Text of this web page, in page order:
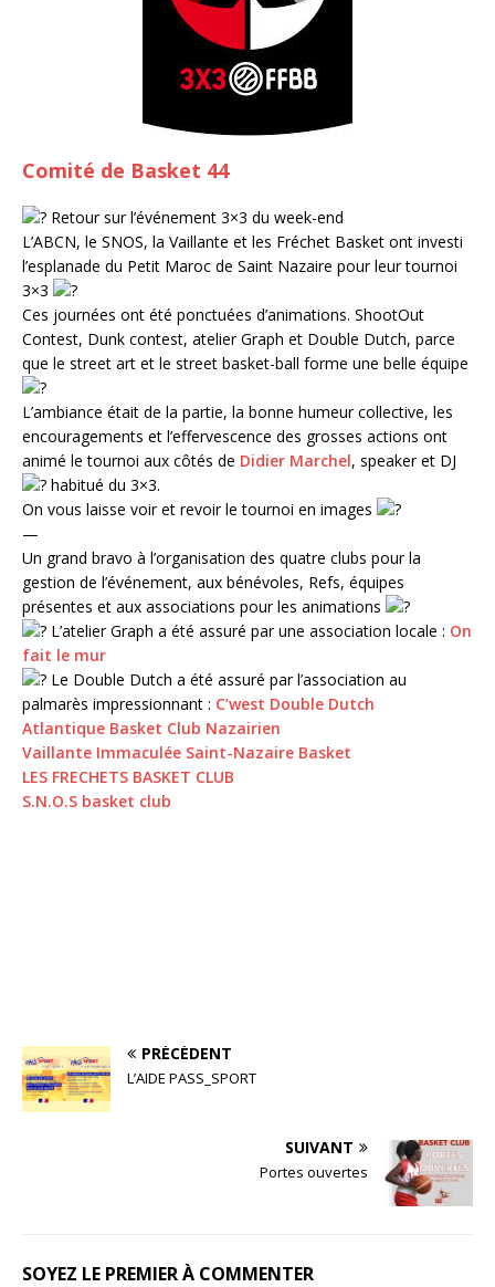
Comité de Basket 44
Retour sur l’événement 3×3 du week-end
L’ABCN, le SNOS, la Vaillante et les Fréchet Basket ont investi
l’esplanade du Petit Maroc de Saint Nazaire pour leur tournoi
3×3
Ces journées ont été ponctuées d’animations. ShootOut
Contest, Dunk contest, atelier Graph et Double Dutch, parce
que le street art et le street basket-ball forme une belle équipe
L’ambiance était de la partie, la bonne humeur collective, les
encouragements et l’effervescence des grosses actions ont
animé le tournoi aux côtés de Didier Marchel, speaker et DJ
habitué du 3×3.
On vous laisse voir et revoir le tournoi en images
—
Un grand bravo à l’organisation des quatre clubs pour la
gestion de l’événement, aux bénévoles, Refs, équipes
présentes et aux associations pour les animations
L’atelier Graph a été assuré par une association locale : On
fait le mur
Le Double Dutch a été assuré par l’association au
palmarès impressionnant : C’west Double Dutch
Atlantique Basket Club Nazairien
Vaillante Immaculée Saint-Nazaire Basket
LES FRECHETS BASKET CLUB
S.N.O.S basket club
PRÉCÉDENT
L’AIDE PASS_SPORT
SUIVANT
Portes ouvertes
SOYEZ LE PREMIER À COMMENTER